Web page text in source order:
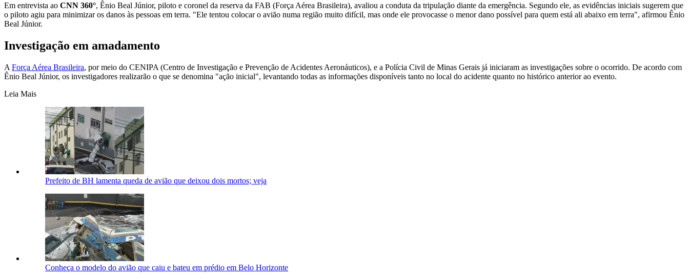
Em entrevista ao CNN 360°, Ênio Beal Júnior, piloto e coronel da reserva da FAB (Força Aérea Brasileira), avaliou a conduta da tripulação diante da emergência. Segundo ele, as evidências iniciais sugerem que
o piloto agiu para minimizar os danos às pessoas em terra. "Ele tentou colocar o avião numa região muito difícil, mas onde ele provocasse o menor dano possível para quem está ali abaixo em terra", afirmou Ênio
Beal Júnior.
Investigação em amadamento
A Força Aérea Brasileira, por meio do CENIPA (Centro de Investigação e Prevenção de Acidentes Aeronáuticos), e a Polícia Civil de Minas Gerais já iniciaram as investigações sobre o ocorrido. De acordo com
Ênio Beal Júnior, os investigadores realizarão o que se denomina "ação inicial", levantando todas as informações disponíveis tanto no local do acidente quanto no histórico anterior ao evento.
Leia Mais
Prefeito de BH lamenta queda de avião que deixou dois mortos; veja
Conheça o modelo do avião que caiu e bateu em prédio em Belo Horizonte